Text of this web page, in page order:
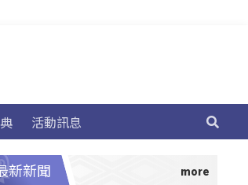
活動訊息
新新聞